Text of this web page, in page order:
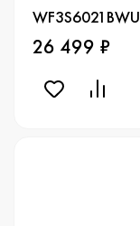
WF3S6021BWU
26 499 ₽